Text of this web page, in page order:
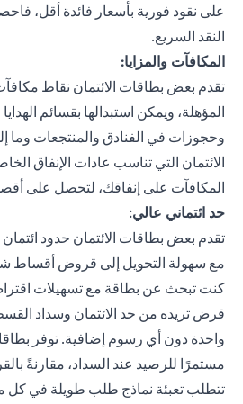
على نقود فورية بأسعار فائدة أقل،
النقد السريع.
المكافآت والمزايا:
تقدم بعض بطاقات الائتمان نقاط
المؤهلة، ويمكن استبدالها بقسائم
وحجوزات في الفنادق والمنتجعات وما
الائتمان التي تناسب عادات الإنفاق
المكافآت على إنفاقك، لتحصل على
حد ائتماني عالي:
تقدم بعض بطاقات الائتمان حدود
مع سهولة التحويل إلى قروض أقساط
كنت تبحث عن بطاقة مع تسهيلات
قرض تريده من حد الائتمان وسداد
واحدة دون أي رسوم إضافية. توفر
مستمرًا للرصيد عند السداد، مقارنةً
تتطلب تعبئة نماذج طلب طويلة في كل